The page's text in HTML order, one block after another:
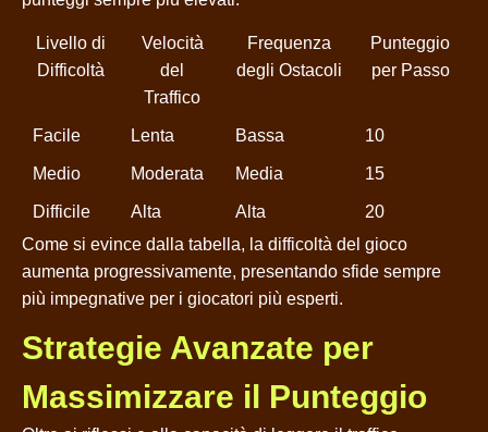
Livello di
Difficoltà
Velocità
del
Traffico
Frequenza
degli Ostacoli
Punteggio
per Passo
Facile Lenta Bassa 10
Medio Moderata Media 15
Difficile Alta Alta
20
Come si evince dalla tabella, la difficoltà del gioco
aumenta progressivamente, presentando sfide sempre
più impegnative per i giocatori più esperti.
Strategie Avanzate per
Massimizzare il Punteggio